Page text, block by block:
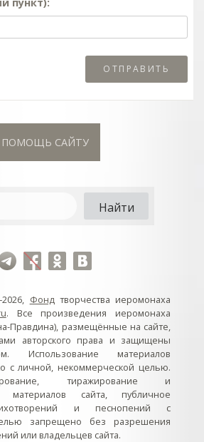
ПОМОЩЬ САЙТУ
Фондтворчества иеромонаха
. Все произведения иеромонаха
Правдина), размещённые на сайте,
авторского права и защищены
Использование материалов
с личной, некоммерческой целью.
тиражирование и
материалов сайта, публичное
и песнопений с
запрещено без разрешения
или владельцев сайта.